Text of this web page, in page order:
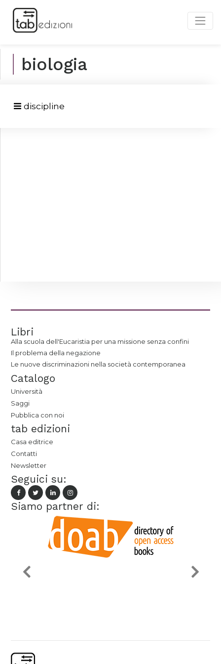
biologia
discipline
Libri
Alla scuola dell'Eucaristia per una missione senza confini
Il problema della negazione
Le nuove discriminazioni nella società contemporanea
Catalogo
Università
Saggi
Pubblica con noi
tab edizioni
Casa editrice
Contatti
Newsletter
Seguici su:
Siamo partner di: